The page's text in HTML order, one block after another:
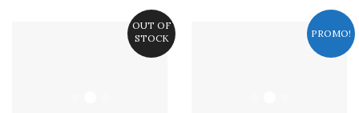
OUT OF
STOCK
PROMO!